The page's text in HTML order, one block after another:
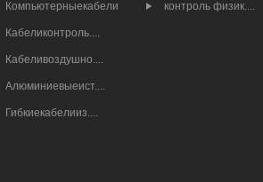
Компьютерныекабели
Кабеликонтроль....
Кабеливоздушно....
Алюминиевыеист....
Гибкиекабелииз....
контроль физик....